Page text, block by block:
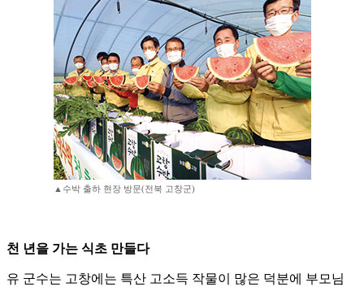
▲수박 출하 현장 방문(전북 고창군)
천 년을 가는 식초 만들다
유 군수는 고창에는 특산 고소득 작물이 많은 덕분에 부모님